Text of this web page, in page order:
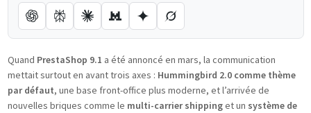
Quand PrestaShop 9.1 a été annoncé en mars, la communication
mettait surtout en avant trois axes : Hummingbird 2.0 comme thème
par défaut, une base front-office plus moderne, et l’arrivée de
nouvelles briques comme le multi-carrier shippinget un système de